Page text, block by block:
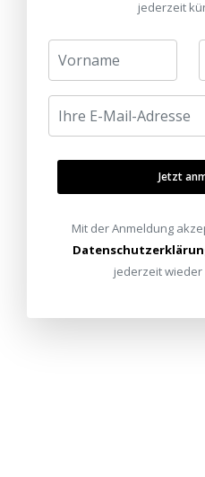
jederzeit
Jetzt
Mit der Anmeldung
jederzeit wieder